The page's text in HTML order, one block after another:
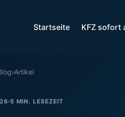
Startseite KFZ sofort
›Artikel
5 MIN. LESEZEIT